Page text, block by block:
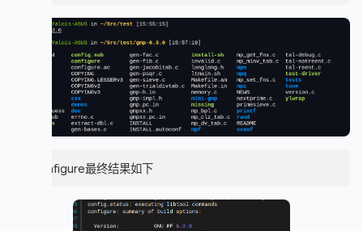
./configure最终结果如下